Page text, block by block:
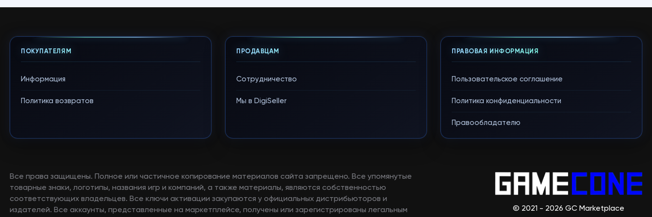
ПОКУПАТЕЛЯМ
Информация
Политика возвратов
ПРОДАВЦАМ
Сотрудничество
Мы в DigiSeller
ПРАВОВАЯ ИНФОРМАЦИЯ
Пользовательское соглашение
Политика конфиденциальности
Правообладателю
Все права защищены. Полное или частичное копирование материалов сайта запрещено. Все упомянутые
товарные знаки, логотипы, названия игр и компаний, а также материалы, являются собственностью
соответствующих владельцев. Все ключи активации закупаются у официальных дистрибьюторов и
издателей. Все аккаунты, представленные на маркетплейсе, получены или зарегистрированы легальным
© 2021 - 2026 GC Marketplace